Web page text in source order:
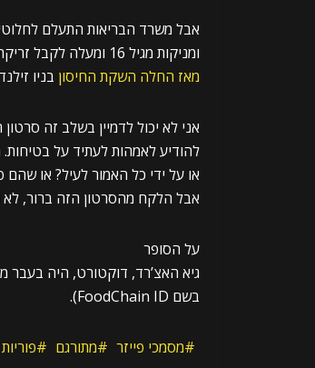
ומניקות מגיל 16 ומעלה לקבל זריקת דחף נוספת (בוסטר). למה? במיוחד בהתחשב בשכיחות המוגברת של
מאז החלה השקת החיסון בניו
או על ידי כל האמור לעיל? או שהם
אבל הלקח מהסרטון הזה ברור, לא
על הסופר
בשם FoodChain ID).
מסמכי פייזר מתורגם פוריות